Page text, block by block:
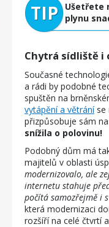
Ušetřete
plynu
Chytrá sídliště i
Současné
a rádi by podobné
spuštěn na
vytápění a větráníse
přizpůsobuje sám
snížila o polovinu!
Podobný dům má
majitelů v oblasti
modernizovalo, ale
internetu stahuje
počítá samozřejmě i
která modernizaci
rozšíří na celé čtvrtí